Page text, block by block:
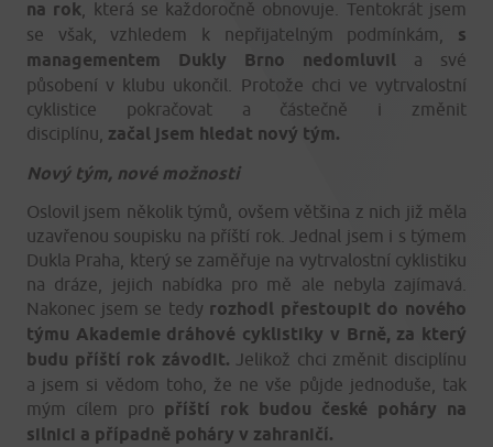
na rok , která se každoročně obnovuje. Tentokrát jsem
se však, vzhledem k nepřijatelným podmínkám,
s
managementem Dukly Brno nedomluvil a své
působení v klubu ukončil. Protože chci ve vytrvalostní
cyklistice pokračovat a částečně i změnit
disciplínu, začal jsem hledat nový tým.
Nový tým, nové možnosti
Oslovil jsem několik týmů, ovšem většina z nich již měla
uzavřenou soupisku na příští rok. Jednal jsem i s týmem
Dukla Praha, který se zaměřuje na vytrvalostní cyklistiku
na dráze, jejich nabídka pro mě ale nebyla zajímavá.
Nakonec jsem se tedy rozhodl přestoupit do nového
týmu Akademie dráhové cyklistiky v Brně, za který
budu příští rok závodit.
Jelikož chci změnit disciplínu
a jsem si vědom toho, že ne vše půjde jednoduše, tak
mým cílem pro příští rok budou české poháry na
silnici a případně poháry v zahraničí.